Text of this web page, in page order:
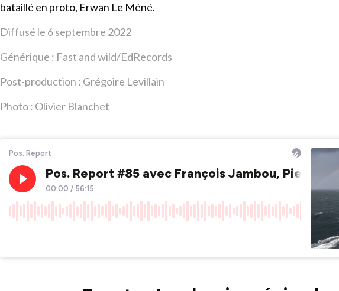
bataillé en proto, Erwan Le Méné.
Diffusé le 6 septembre 2022
Générique : Fast and wild/EdRecords
Post-production : Grégoire Levillain
Photo : Olivier Blanchet